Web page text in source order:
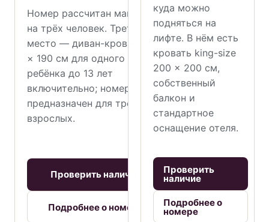
Номер рассчитан максимум
на трёх человек. Третье
место — диван-кровать 90
× 190 см для одного
ребёнка до 13 лет
включительно; номер не
предназначен для трёх
взрослых.
Проверить наличие
Подробнее о номере
куда можно
подняться на
лифте. В нём есть
кровать king-size
200 × 200 см,
собственный
балкон и
стандартное
оснащение отеля.
Проверить
наличие
Подробнее о
номере